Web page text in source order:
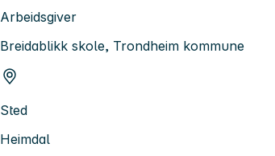
Arbeidsgiver
Breidablikk skole, Trondheim kommune
Sted
Heimdal